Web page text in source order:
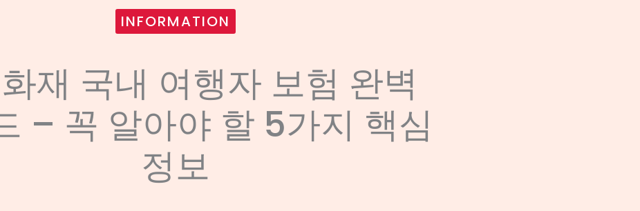
INFORMATION
재 국내 여행자 보험 완벽
– 꼭 알아야 할 5가지 핵심
정보